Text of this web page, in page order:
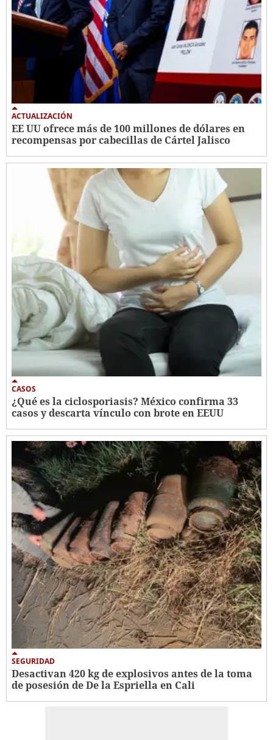
ACTUALIZACIÓN
EE UU ofrece más de 100 millones de dólares en
recompensas por cabecillas de Cártel Jalisco
CASOS
¿Qué es la ciclosporiasis? México confirma 33
casos y descarta vínculo con brote en EEUU
SEGURIDAD
Desactivan 420 kg de explosivos antes de la toma
de posesión de De la Espriella en Cali